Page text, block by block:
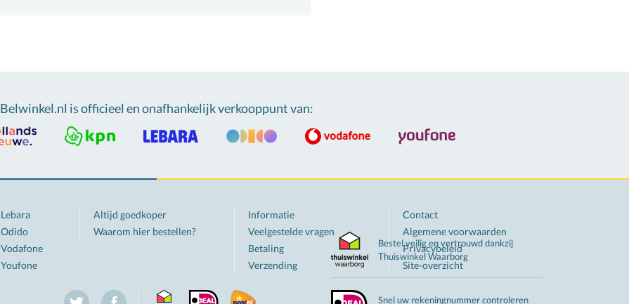
Bestel veilig en vertrouwd dankzij
ThuiswinkelWaarborg
Sneluw rekeningnummer controleren
Belwinkel.nl is officieel en onafhankelijk verkooppunt van:
Lebara
Odido
Vodafone
Youfone
Altijd goedkoper
Waarom hier bestellen?
Informatie
Veelgestelde vragen
Betaling
Verzending
Contact
Algemene voorwaarden
Privacybeleid
Site-overzicht